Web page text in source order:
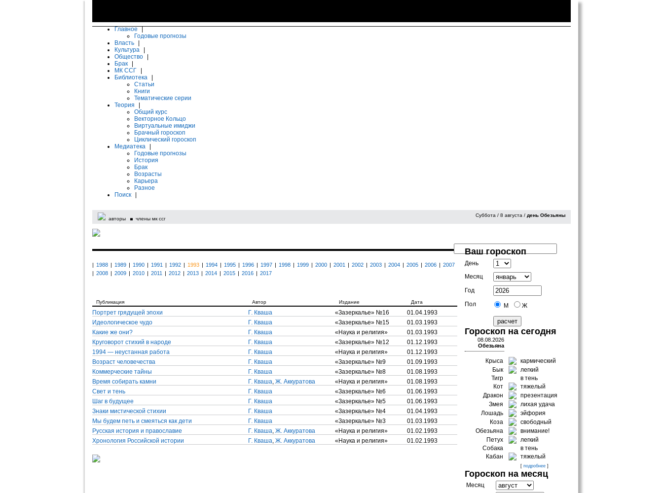
Главное
Годовые прогнозы
Власть
Культура
Общество
Брак
МК ССГ
Библиотека
Статьи
Книги
Тематические серии
Теория
Общий курс
Векторное Кольцо
Виртуальные имиджи
Брачный гороскоп
Циклический гороскоп
Медиатека
Годовые прогнозы
История
Брак
Возрасты
Карьера
Разное
Поиск
авторы члены мк ссг
Суббота / 8 августа / день Обезьяны
| 1988 | 1989 | 1990 | 1991 | 1992 | 1993 | 1994 | 1995 | 1996 | 1997 | 1998 | 1999 | 2000 | 2001 | 2002 | 2003 | 2004 | 2005 | 2006 | 2007
| 2008 | 2009 | 2010 | 2011 | 2012 | 2013 | 2014 | 2015 | 2016 | 2017
Публикация Автор Издание Дата
Портрет грядущей эпохи Г. Кваша «Зазеркалье» №16
01.04.1993
Идеологическое чудо
Г. Кваша «Зазеркалье» №15
01.03.1993
Какие же они?
Г. Кваша «Наука и религия»
01.03.1993
Круговорот стихий в народе
Г. Кваша «Зазеркалье» №12
01.12.1993
1994 — неустанная работа
Г. Кваша «Наука и религия»
01.12.1993
Возраст человечества
Г. Кваша «Зазеркалье» №9
01.09.1993
Коммерческие тайны
Г. Кваша «Зазеркалье» №8
01.08.1993
Время собирать камни
Г. Кваша, Ж. Аккуратова «Наука и религия»
01.08.1993
Свет и тень
Г. Кваша «Зазеркалье» №6
01.06.1993
Шаг в будущее
Г. Кваша «Зазеркалье» №5
01.06.1993
Знаки мистической стихии
Г. Кваша «Зазеркалье» №4
01.04.1993
Мы будем петь и смеяться как дети
Г. Кваша «Зазеркалье» №3
01.03.1993
Русская история и православие
Г. Кваша, Ж. Аккуратова «Наука и религия»
01.02.1993
Хронология Российской истории
Г. Кваша, Ж. Аккуратова «Наука и религия» 01.02.1993
Ваш гороскоп
День
Месяц
Год
Пол
М Ж
Гороскоп на сегодня
08.08.2026
Обезьяна
Крыса
кармический
Бык
легкий
Тигр
в тень
Кот
тяжелый
Дракон
презентация
Змея
лихая удача
Лошадь
эйфория
Коза
свободный
Обезьяна
внимание!
Петух
легкий
Собака
в тень
Кабан
тяжелый
[ подробнее ]
Гороскоп на месяц
Месяц